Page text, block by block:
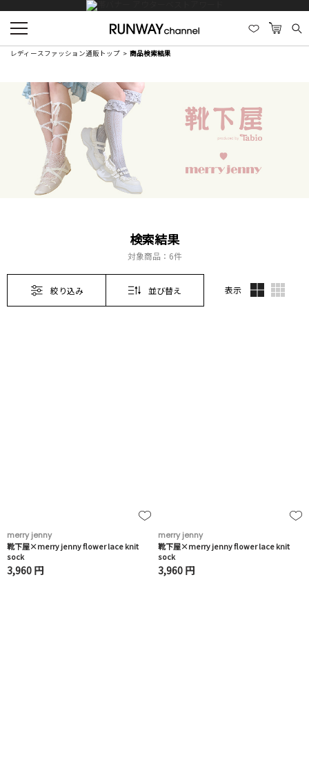
レディースファッション通販トップ 商品検索結果
検索結果
対象商品： 6件
絞り込み 並び替え 表示
merry jenny
靴下屋×merry jenny flower lace knit
sock
3,960 円
merry jenny
靴下屋×merry jenny flower lace knit
sock
3,960 円